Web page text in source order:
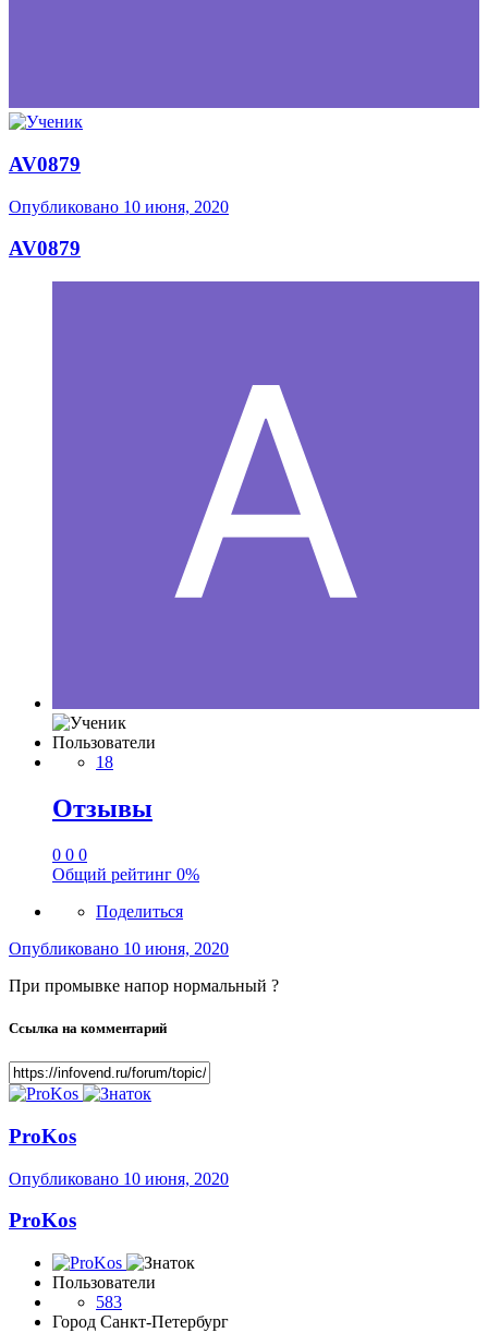
AV0879
Опубликовано 10 июня, 2020
AV0879
Пользователи
18
Отзывы
0 0 0
Общий рейтинг 0%
Поделиться
Опубликовано 10 июня, 2020
При промывке напор нормальный ?
Ссылка на комментарий
ProKos
Опубликовано 10 июня, 2020
ProKos
Пользователи
583
Город Санкт-Петербург